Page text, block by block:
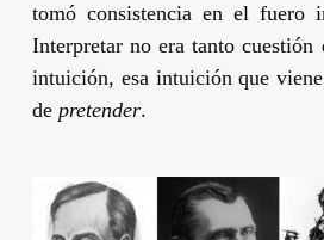
tomó consistencia en el fuero
Interpretar no era tanto cuestión
intuición, esa intuición que
de pretender.